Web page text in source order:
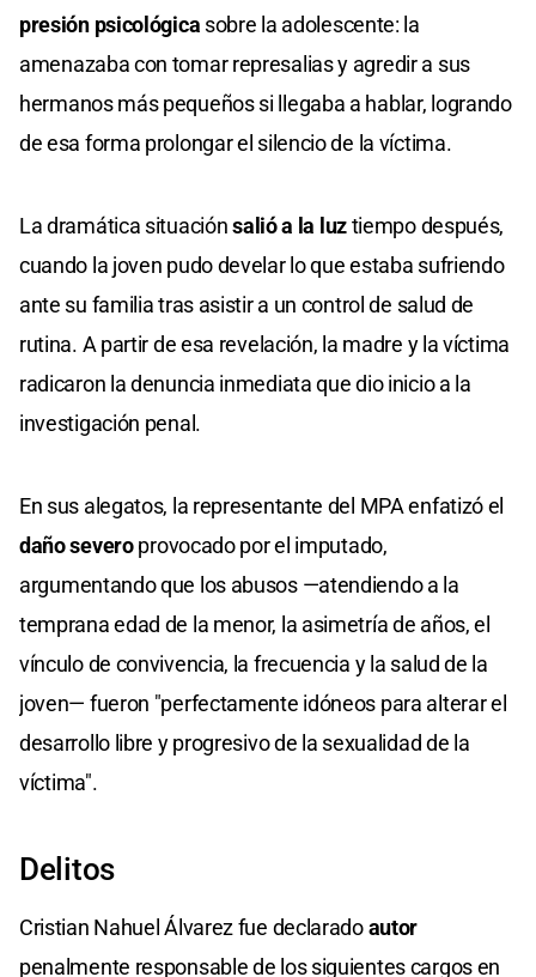
presión psicológica sobre la adolescente: la
amenazaba con tomar represalias y agredir a sus
hermanos más pequeños si llegaba a hablar, logrando
de esa forma prolongar el silencio de la víctima.
La dramática situaciónsalió a la luztiempo después,
cuando la joven pudo develar lo que estaba sufriendo
ante su familia tras asistir a un control de salud de
rutina. A partir de esa revelación, la madre y la víctima
radicaron la denuncia inmediata que dio inicio a la
investigación penal.
En sus alegatos, la representante del MPA enfatizó el
daño severoprovocado por el imputado,
argumentando que los abusos —atendiendo a la
temprana edad de la menor, la asimetría de años, el
vínculo de convivencia, la frecuencia y la salud de la
joven— fueron "perfectamente idóneos para alterar el
desarrollo libre y progresivo de la sexualidad de la
víctima".
Delitos
Cristian Nahuel Álvarez fue declaradoautor
penalmente responsable de los siguientes cargos en